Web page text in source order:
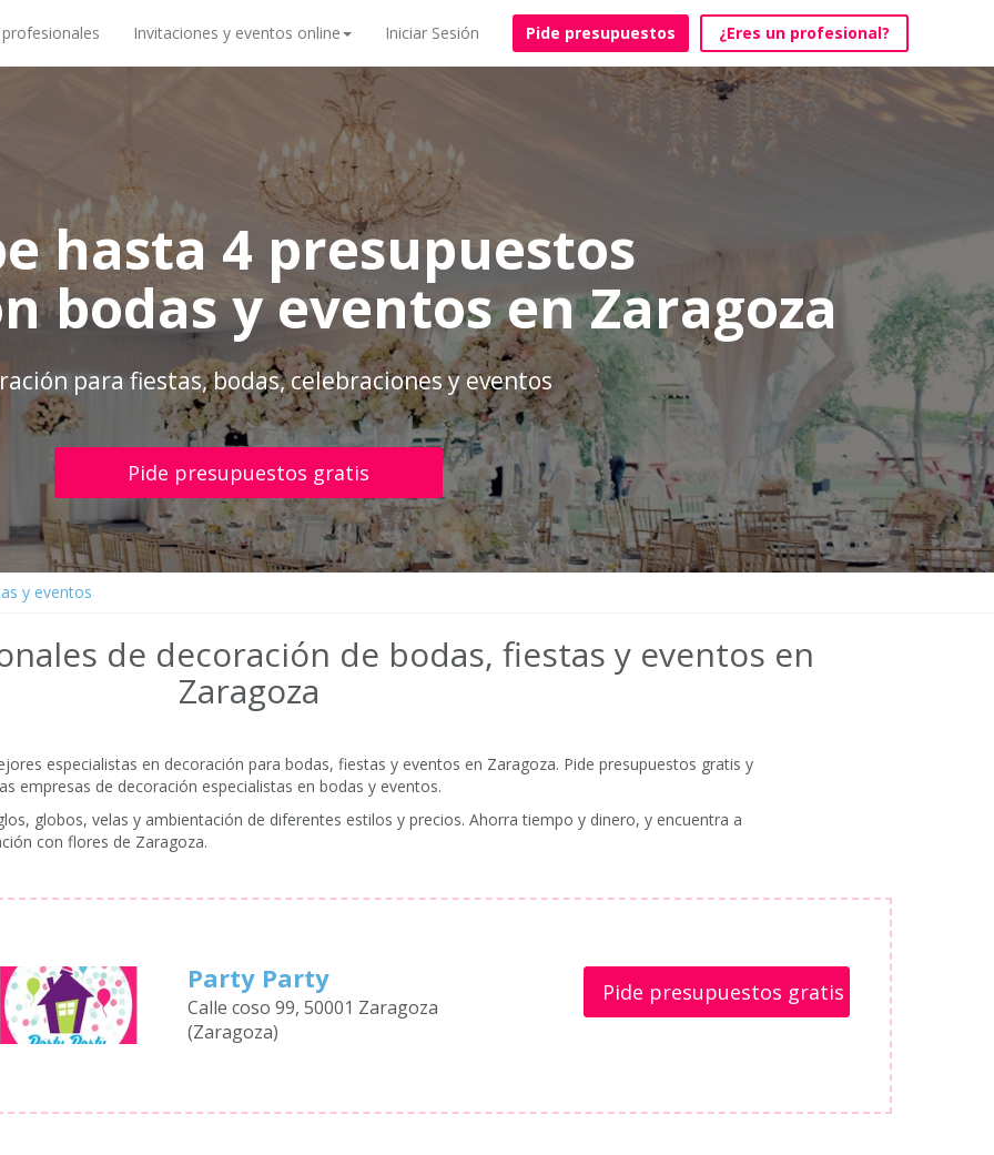
Invitaciones y eventos online Iniciar Sesión Pide presupuestos ¿Eres un profesional?
hasta 4 presupuestos
bodas y eventos en Zaragoza
para fiestas, bodas, celebraciones y eventos
Pide presupuestos gratis
y eventos
de decoración de bodas, fiestas y eventos en
Zaragoza
especialistas en decoración para bodas, fiestas y eventos en Zaragoza. Pide presupuestos gratis y
empresas de decoración especialistas en bodas y eventos.
globos, velas y ambientación de diferentes estilos y precios. Ahorra tiempo y dinero, y encuentra a
con flores de Zaragoza.
Party Party
Calle coso 99, 50001 Zaragoza
(Zaragoza)
Pide presupuestos gratis